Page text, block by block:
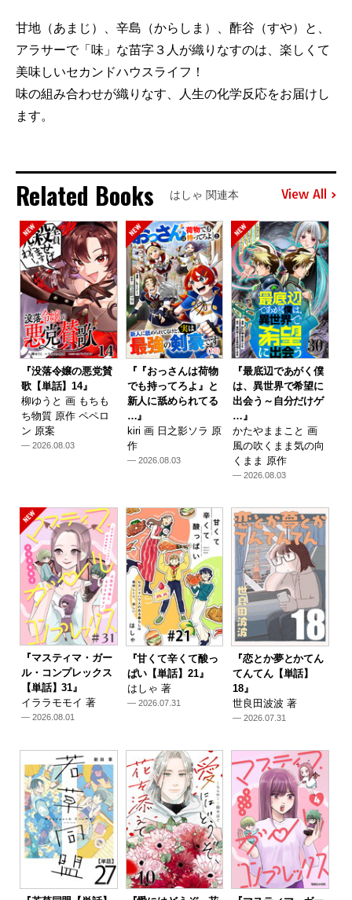
甘地（あまじ）、辛島（からしま）、酢谷（すや）と、
アラサーで「味」な苗字３人が織りなすのは、楽しくて
美味しいセカンドハウスライフ！
味の組み合わせが織りなす、人生の化学反応をお届けし
ます。
Related Books はしゃ 関連本 View All
『没落令嬢の悪党賛
歌【単話】14』
柳ゆうと 画 もちも
ち物質 原作 ペペロ
ン 原案
— 2026.08.03
『『おっさんは荷物
でも持ってろよ』と
新人に舐められてる
…』
kiri 画 日之影ソラ 原
作
— 2026.08.03
『最底辺であがく僕
は、異世界で希望に
出会う～自分だけゲ
…』
かたやままこと 画
風の吹くまま気の向
くまま 原作
— 2026.08.03
『マスティマ・ガー
ル・コンプレックス
【単話】31』
イララモモイ 著
— 2026.08.01
『甘くて辛くて酸っ
ぱい【単話】21』
はしゃ 著
— 2026.07.31
『恋とか夢とかてん
てんてん【単話】
18』
世良田波波 著
— 2026.07.31